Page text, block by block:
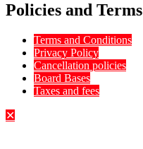
Policies and Terms
Terms and Conditions
Privacy Policy
Cancellation policies
Board Bases
Taxes and fees
✕